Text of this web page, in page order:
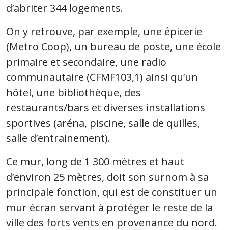
d’abriter 344 logements.
On y retrouve, par exemple, une épicerie
(Metro Coop), un bureau de poste, une école
primaire et secondaire, une radio
communautaire (CFMF103,1) ainsi qu’un
hôtel, une bibliothèque, des
restaurants/bars et diverses installations
sportives (aréna, piscine, salle de quilles,
salle d’entrainement).
Ce mur, long de 1 300 mètres et haut
d’environ 25 mètres, doit son surnom à sa
principale fonction, qui est de constituer un
mur écran servant à protéger le reste de la
ville des forts vents en provenance du nord.